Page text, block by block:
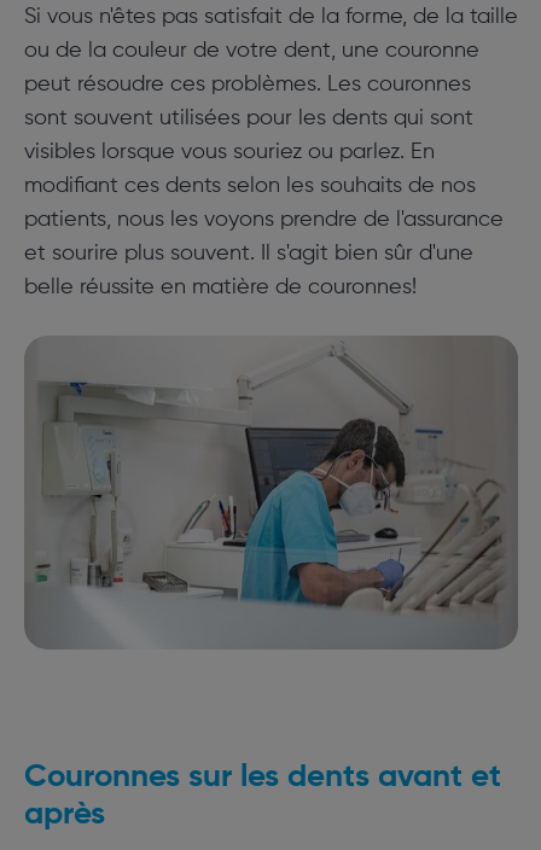
Si vous n'êtes pas satisfait de la forme, de la taille
ou de la couleur de votre dent, une couronne
peut résoudre ces problèmes. Les couronnes
sont souvent utilisées pour les dents qui sont
visibles lorsque vous souriez ou parlez. En
modifiant ces dents selon les souhaits de nos
patients, nous les voyons prendre de l'assurance
et sourire plus souvent. Il s'agit bien sûr d'une
belle réussite en matière de couronnes!
Couronnes sur les dents avant et
après